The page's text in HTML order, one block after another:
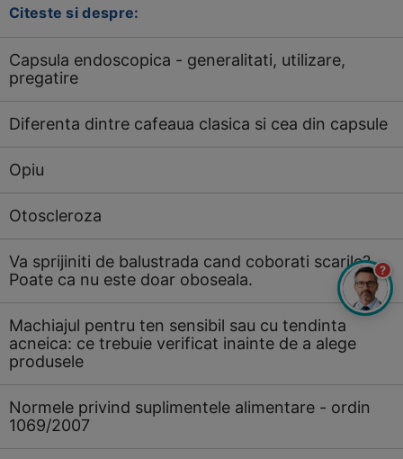
Citeste si despre:
Capsula endoscopica - generalitati, utilizare,
pregatire
Diferenta dintre cafeaua clasica si cea din capsule
Opiu
Otoscleroza
Va sprijiniti de balustrada cand coborati scarile?
Poate ca nu este doar oboseala.
Machiajul pentru ten sensibil sau cu tendinta
acneica: ce trebuie verificat inainte de a alege
produsele
Normele privind suplimentele alimentare - ordin
1069/2007
?